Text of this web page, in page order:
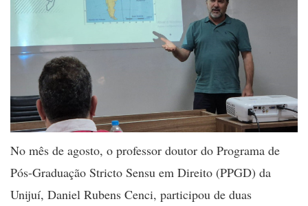
No mês de agosto, o professor doutor do Programa de
Pós-Graduação Stricto Sensu em Direito (PPGD) da
Unijuí, Daniel Rubens Cenci, participou de duas